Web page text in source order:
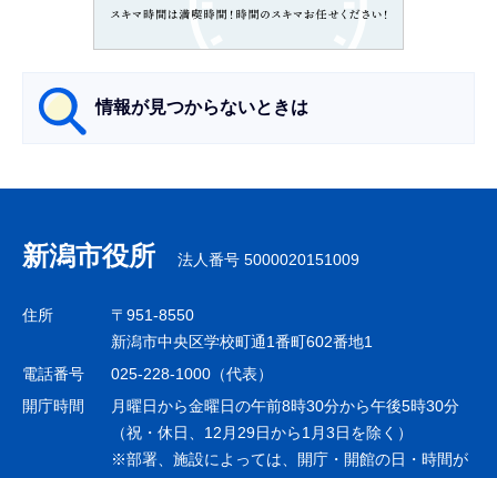
情報が見つからないときは
ナ
ビ
ゲ
シ
ョ
新潟市役所 法人番号 5000020151009
住所
〒951-8550
新潟市中央区学校町通1番町602番地1
電話番号
025-228-1000（代表）
開庁時間
月曜日から金曜日の午前8時30分から午後5時30分
（祝・休日、12月29日から1月3日を除く）
※部署、施設によっては、開庁・開館の日・時間が